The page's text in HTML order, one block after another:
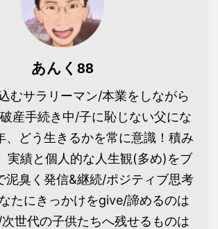
あんく88
むサラリーマン/本業をしながら
産手続き中/子に恥じない父にな
、どう生きるかを常に意識！積み
実績と個人的な人生観(多め)をブ
泥臭く発信&継続/ポジティブ思考
たにきっかけをgive/諦めるのは
世代の子供たちへ残せるものは